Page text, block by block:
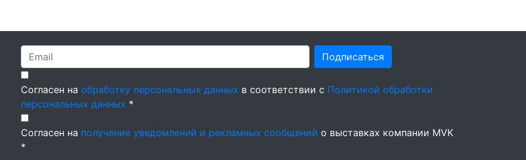
Подписаться
Согласен на обработку персональных данных в соответствии с Политикой обработки
персональных данных *
Согласен на получение уведомлений и рекламных сообщений о выставках компании MVK
*